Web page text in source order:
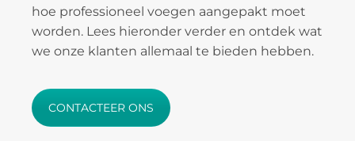
hoe professioneel voegen aangepakt moet
worden. Lees hieronder verder en ontdek wat
we onze klanten allemaal te bieden hebben.
CONTACTEER ONS